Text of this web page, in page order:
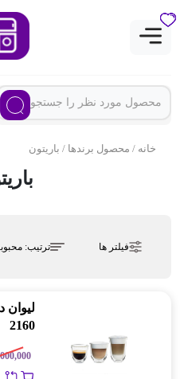
خانه / محصول برندها / باریتون
فیلتر ها ترتیب:
2160